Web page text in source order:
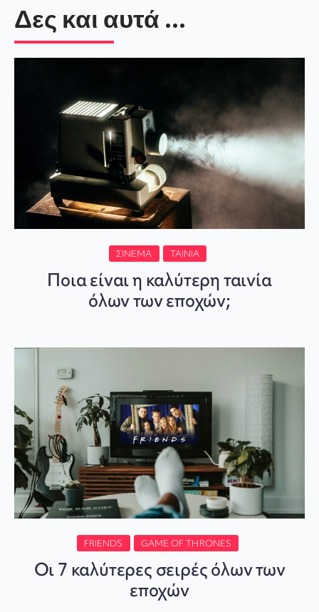
Δες και αυτά ...
ΣΙΝΕΜΆ ΤΑΙΝΊΑ
Ποια είναι η καλύτερη ταινία
όλων των εποχών;
FRIENDS GAME OF THRONES
Οι 7 καλύτερες σειρές όλων των
εποχών